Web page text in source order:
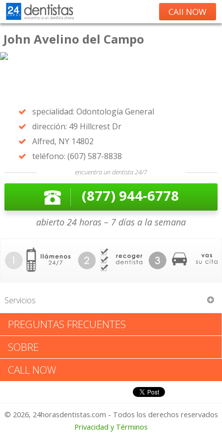
CAll NOW
John Avelino del Campo
specialidad: Odontología General
dirección: 49 Hillcrest Dr
Alfred, NY 14802
teléfono: (607) 587-8838
encuentra un dentista 24/7
(877) 944-6778
abierto 24 horas – 7 días a la semana
Servicios
John Avelino del Campo
John Avelino del Campo:
Califica tu Experiencia
1 – No Feliz
PREGUNTAS FRECUENTES
SOBRE
CALL NOW
© 2026, 24horasdentistas.com - Todos los derechos reservados
Privacidad y Términos